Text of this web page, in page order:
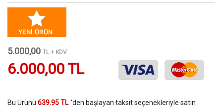
5.000,00 TL + KDV
6.000,00 TL
Bu Ürünü 639.95 TL 'den başlayan taksit seçenekleriyle satın